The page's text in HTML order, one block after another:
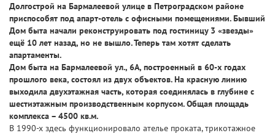
Долгострой на Бармалеевой улице в Петроградском районе
приспособят под апарт-отель с офисными помещениями. Бывший
Дом быта начали реконструировать под гостиницу 3 «звезды»
ещё 10 лет назад, но не вышло. Теперь там хотят сделать
апартаменты.
Дом быта на Бармалеевой ул., 6А, построенный в 60-х годах
прошлого века, состоял из двух объектов. На красную линию
выходила двухэтажная часть, которая соединялась в глубине с
шестиэтажным производственным корпусом. Общая площадь
комплекса – 4500 кв.м.
В 1990-х здесь функционировало ателье проката, трикотажное